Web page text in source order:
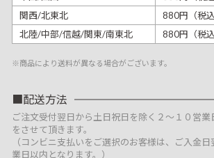
関西/北東北
880円（税込
北陸/中部/信越/関東/南東北
880円（税込
※商品により送料が異なる場合がございます。
配送方法
ご注文受付翌日から土日祝日を除く２～１０営
をさせて頂きます。
（コンビニ支払いをご選択のお客様は、ご入金
業日以内となります。）